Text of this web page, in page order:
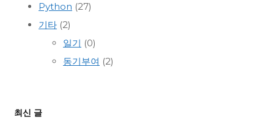
Python (27)
기타 (2)
일기 (0)
동기부여 (2)
최신 글